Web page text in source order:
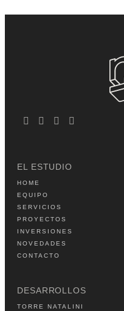
EL ESTUDIO
HOME
EQUIPO
SERVICIOS
PROYECTOS
INVERSIONES
NOVEDADES
CONTACTO
DESARROLLOS
TORRE NATALINI